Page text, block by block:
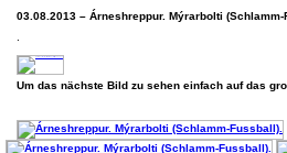
03.08.2013 – Árneshreppur. Mýrarbolti
Um das nächste Bild zu sehen einfach auf das